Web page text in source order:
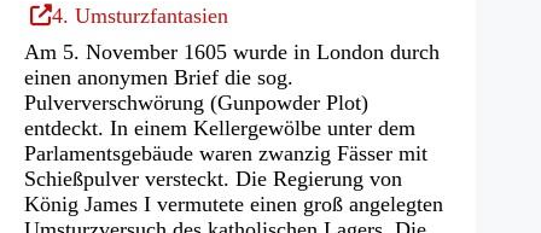
(Öffnet
in
einem
neuen
Tab)
4. Umsturzfantasien
Am 5. November 1605 wurde in London durch
einen anonymen Brief die sog.
Pulververschwörung (Gunpowder Plot)
entdeckt. In einem Kellergewölbe unter dem
Parlamentsgebäude waren zwanzig Fässer mit
Schießpulver versteckt. Die Regierung von
König James I vermutete einen groß angelegten